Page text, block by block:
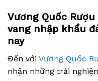
Vương Quốc
vang nhập khẩu
nay
Đến với Vương Quốc
nhận những trải